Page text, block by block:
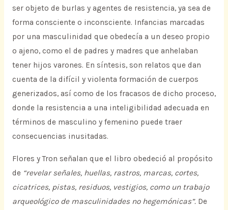
ser objeto de burlas y agentes de resistencia, ya sea de
forma consciente o inconsciente. Infancias marcadas
por una masculinidad que obedecía a un deseo propio
o ajeno, como el de padres y madres que anhelaban
tener hijos varones. En síntesis, son relatos que dan
cuenta de la difícil y violenta formación de cuerpos
generizados, así como de los fracasos de dicho proceso,
donde la resistencia a una inteligibilidad adecuada en
términos de masculino y femenino puede traer
consecuencias inusitadas.
Flores y Tron señalan que el libro obedeció al propósito
de “revelar señales, huellas, rastros, marcas, cortes,
cicatrices, pistas, residuos, vestigios, como un trabajo
arqueológico de masculinidades no hegemónicas”.De